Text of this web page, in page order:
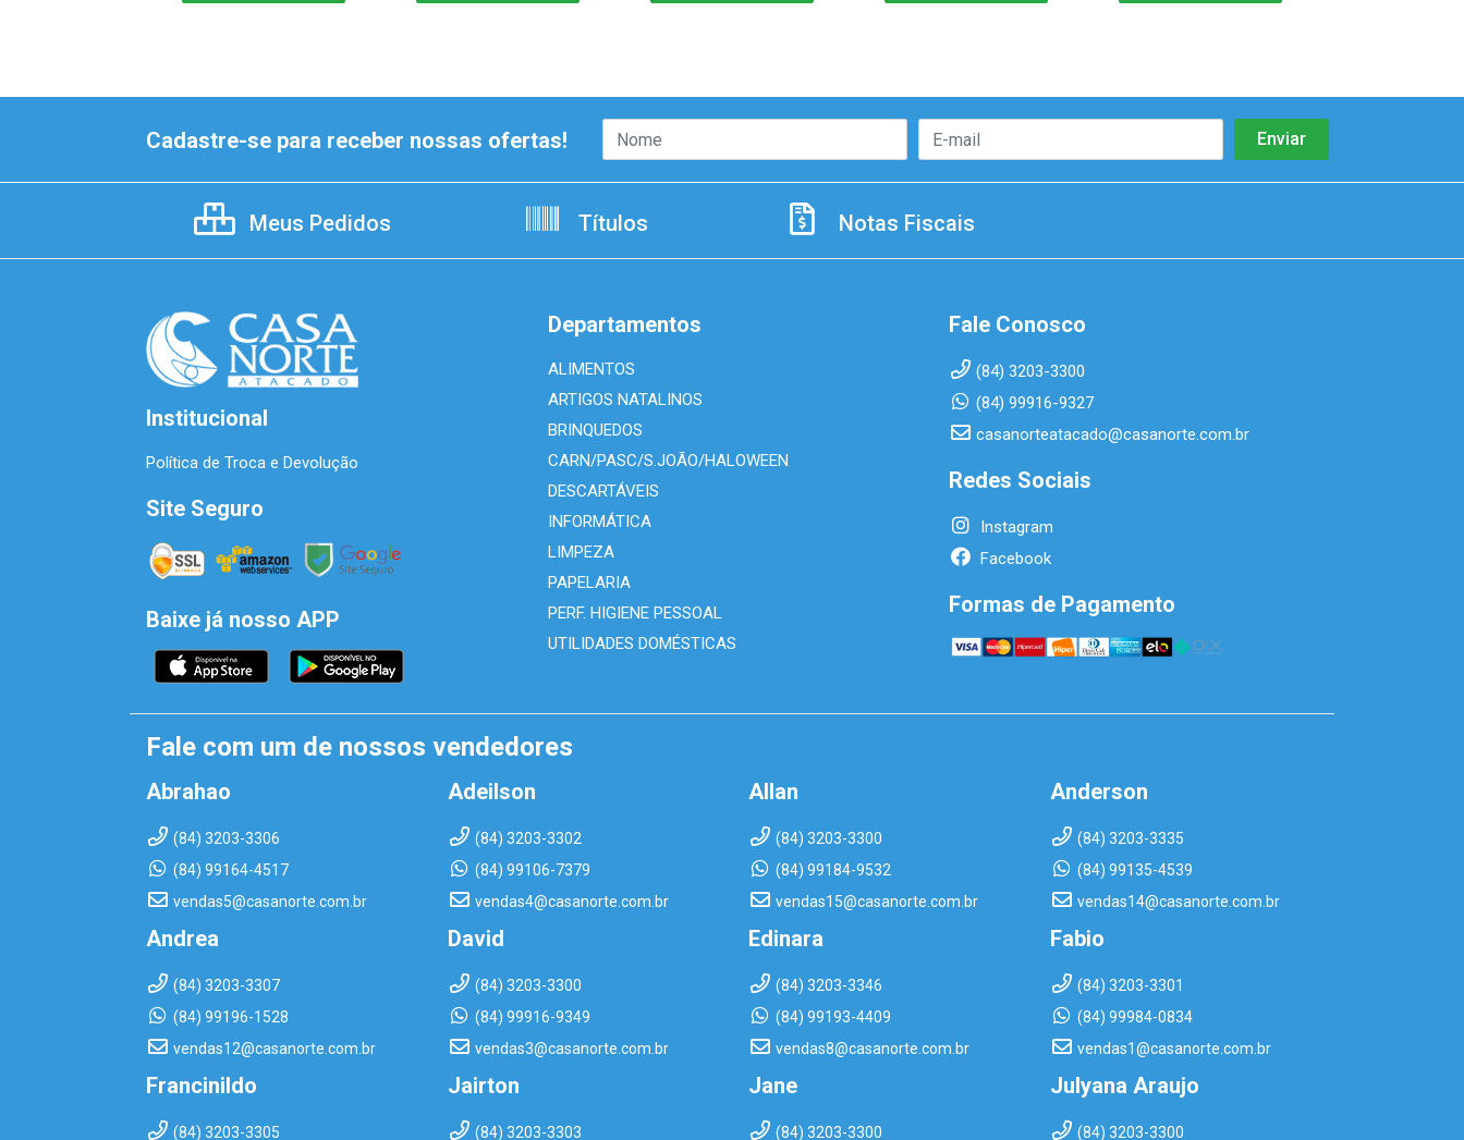
Cadastre-se para receber nossas ofertas!
Meus Pedidos Títulos Notas Fiscais
Institucional
Política de Troca e Devolução
Site Seguro
Baixe já nosso APP
Departamentos
ALIMENTOS
ARTIGOS NATALINOS
BRINQUEDOS
CARN/PASC/S.JOÃO/HALOWEEN
DESCARTÁVEIS
INFORMÁTICA
LIMPEZA
PAPELARIA
PERF. HIGIENE PESSOAL
UTILIDADES DOMÉSTICAS
Fale Conosco
(84) 3203-3300
(84) 99916-9327
casanorteatacado@casanorte.com.br
Redes Sociais
Instagram
Facebook
Formas de Pagamento
Fale com um de nossos vendedores
Abrahao
(84) 3203-3306
(84) 99164-4517
vendas5@casanorte.com.br
Adeilson
(84) 3203-3302
(84) 99106-7379
vendas4@casanorte.com.br
Allan
(84) 3203-3300
(84) 99184-9532
vendas15@casanorte.com.br
Anderson
(84) 3203-3335
(84) 99135-4539
vendas14@casanorte.com.br
Andrea
(84) 3203-3307
(84) 99196-1528
vendas12@casanorte.com.br
David
(84) 3203-3300
(84) 99916-9349
vendas3@casanorte.com.br
Edinara
(84) 3203-3346
(84) 99193-4409
vendas8@casanorte.com.br
Fabio
(84) 3203-3301
(84) 99984-0834
vendas1@casanorte.com.br
Francinildo
(84) 3203-3305
Jairton
(84) 3203-3303
Jane
(84) 3203-3300
Julyana Araujo
(84) 3203-3300